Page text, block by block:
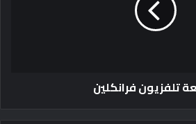
تلفزيون فرانكلين